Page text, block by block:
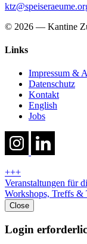
© 2026 — Kantine
Links
Impressum &
Datenschutz
Kontakt
English
Jobs
+++
Veranstaltungen für
Workshops, Treffs &
Close
Login